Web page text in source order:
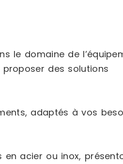
le domaine de
proposer des solutions
adaptés à vos
acier ou inox,